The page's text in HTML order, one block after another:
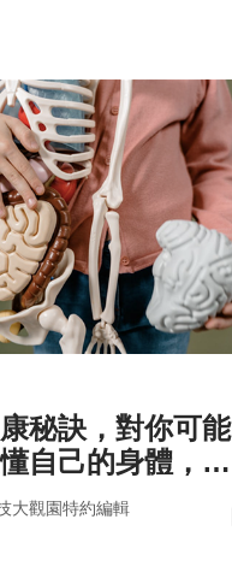
秘訣，對你可能
自己的身體，才
健康」！
大觀園特約編輯